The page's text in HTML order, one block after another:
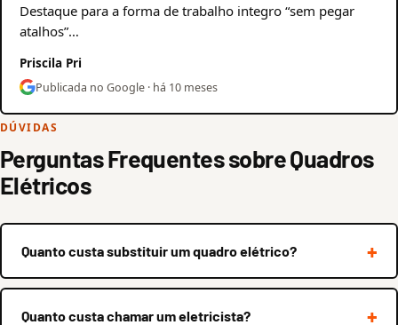
Destaque para a forma de trabalho integro “sem pegar
atalhos”…
Priscila Pri
Publicada no Google · há 10 meses
DÚVIDAS
Perguntas Frequentes sobre Quadros
Elétricos
Quanto custa substituir um quadro elétrico?
Quanto custa chamar um eletricista?